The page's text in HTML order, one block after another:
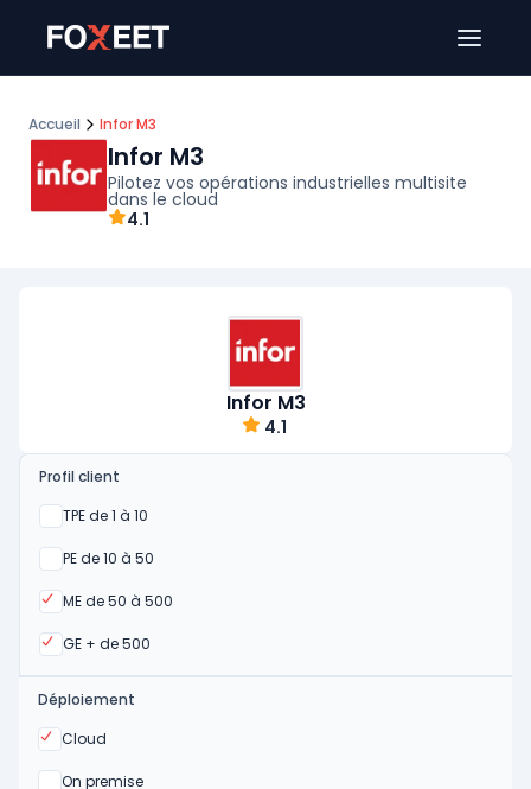
Accueil Infor M3
Infor M3
Pilotez vos opérations industrielles multisite
dans le cloud
4.1
Infor M3
4.1
Profil client
TPE de 1 à 10
Oui
PE de 10 à 50
Oui
ME de 50 à 500
Oui
GE + de 500
Oui
Déploiement
Cloud
Oui
On premise
Oui